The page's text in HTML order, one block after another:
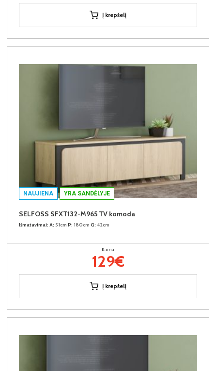
Į krepšelį
NAUJIENA YRA SANDĖLYJE
SELFOSS SFXT132-M965 TV komoda
Išmatavimai: A: 51cm P: 180cm G: 42cm
Kaina:
129€
Į krepšelį